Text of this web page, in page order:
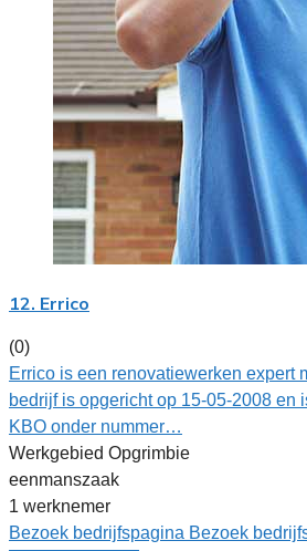
12. Errico
(0)
Errico is een renovatiewerken expert
bedrijf is opgericht op 15-05-2008 en
KBO onder nummer…
Werkgebied Opgrimbie
eenmanszaak
1 werknemer
Bezoek bedrijfspagina Bezoek